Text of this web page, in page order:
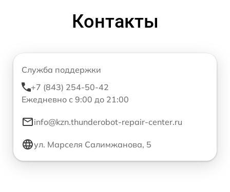
Контакты
Служба поддержки
+7 (843) 254-50-42
Ежедневно с 9:00 до 21:00
info@kzn.thunderobot-repair-center.ru
ул. Марселя Салимжанова, 5